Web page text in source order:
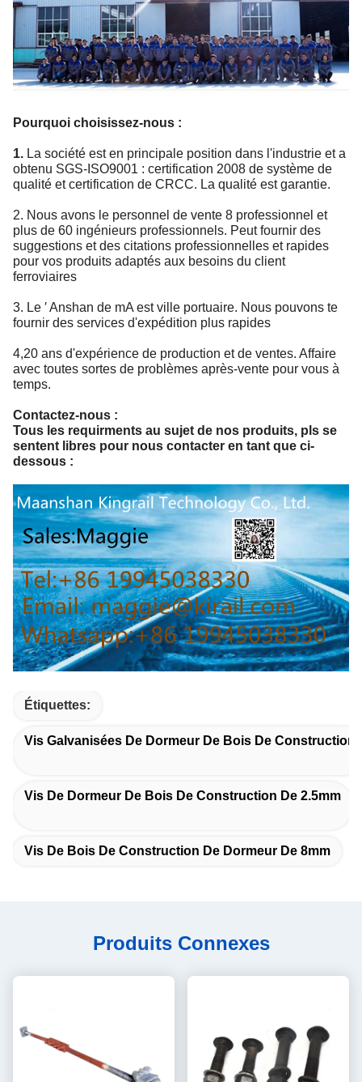
Pourquoi choisissez-nous :
1. La société est en principale position dans l'industrie et a
obtenu SGS-ISO9001 : certification 2008 de système de
qualité et certification de CRCC. La qualité est garantie.
2. Nous avons le personnel de vente 8 professionnel et
plus de 60 ingénieurs professionnels. Peut fournir des
suggestions et des citations professionnelles et rapides
pour vos produits adaptés aux besoins du client
ferroviaires
3. Le ′ Anshan de mA est ville portuaire. Nous pouvons te
fournir des services d'expédition plus rapides
4,20 ans d'expérience de production et de ventes. Affaire
avec toutes sortes de problèmes après-vente pour vous à
temps.
Contactez-nous :
Tous les requirments au sujet de nos produits, pls se
sentent libres pour nous contacter en tant que ci-
dessous :
Étiquettes:
Vis Galvanisées De Dormeur De Bois De Construction
Vis De Dormeur De Bois De Construction De 2.5mm
Vis De Bois De Construction De Dormeur De 8mm
Produits Connexes